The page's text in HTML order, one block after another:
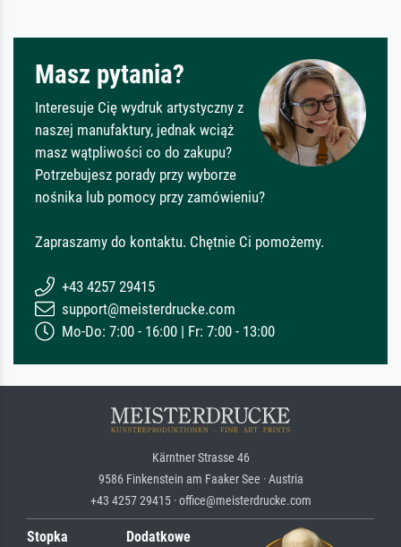
Masz pytania?
Interesuje Cię wydruk artystyczny z
naszej manufaktury, jednak wciąż
masz wątpliwości co do zakupu?
Potrzebujesz porady przy wyborze
nośnika lub pomocy przy zamówieniu?
Zapraszamy do kontaktu. Chętnie Ci pomożemy.
+43 4257 29415
support@meisterdrucke.com
Mo-Do: 7:00 - 16:00 | Fr: 7:00 - 13:00
Kärntner Strasse 46
9586 Finkenstein am Faaker See · Austria
+43 4257 29415 · office@meisterdrucke.com
Stopka
Dodatkowe